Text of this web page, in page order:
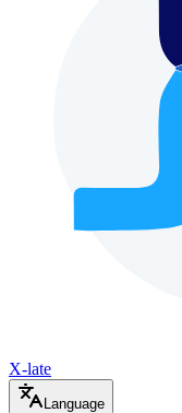
X-late
Language